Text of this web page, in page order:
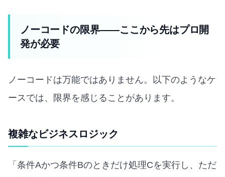
ノーコードの限界——ここから先はプロ開
発が必要
ノーコードは万能ではありません。以下のようなケ
ースでは、限界を感じることがあります。
複雑なビジネスロジック
「条件Aかつ条件Bのときだけ処理Cを実行し、ただ